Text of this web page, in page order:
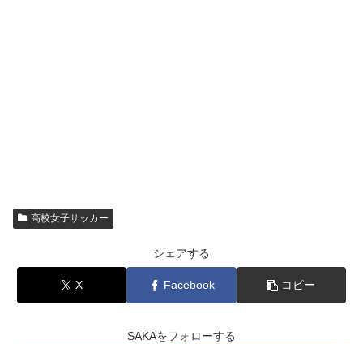
高校女子サッカー
シェアする
X Facebook コピー
SAKAをフォローする